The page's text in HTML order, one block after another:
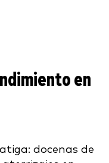
en
docenas de